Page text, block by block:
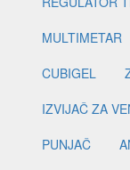
MULTIMETAR
CUBIGEL
IZVIJAČ ZA
PUNJAČ